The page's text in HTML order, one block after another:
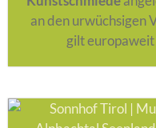
an den urwüchsigen
gilt